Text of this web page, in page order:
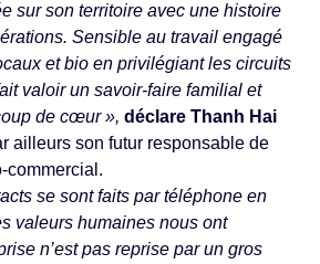
sur son territoire avec une histoire
Sensible au travail engagé
et bio en privilégiant les circuits
valoir un savoir-faire familial et
de cœur », déclare Thanh Hai
ailleurs son futur responsable de
commercial.
se sont faits par téléphone en
valeurs humaines nous ont
n’est pas reprise par un gros